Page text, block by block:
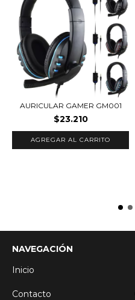
AURICULAR GAMER GM001
$23.210
NAVEGACIÓN
Inicio
Contacto